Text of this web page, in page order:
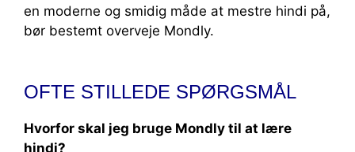
en moderne og smidig måde at mestre hindi på,
bør bestemt overveje Mondly.
OFTE STILLEDE SPØRGSMÅL
Hvorfor skal jeg bruge Mondly til at lære
hindi?